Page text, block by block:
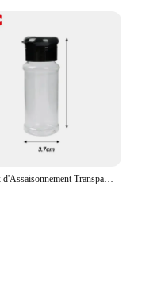
Bocaux d'Assaisonnement Transparents de 100ml, Sel, Shaker, Stockage des Épices, Boîtes à Condiments, Gadget de Cuisine Domestique, Facile à Recharger et à Verser